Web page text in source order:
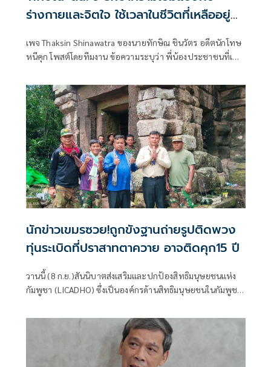
ร่างกายและจิตใจ ใช้เวลาในชีวิตที่เหลืออยู่
ประชาชน
เพจ Thaksin Shinawatra ของนายทักษิณ ชินวัตร อดีตนักโทษ
หนีคุก โพสต์โดยทีมงาน ข้อความระบุว่า พี่น้องประชาชนที่เคา
นักข่าวเขมรซวย!ถูกขังฐานถ่ายรูปติดพวง
ทุ่นระเบิดที่ปราสาทตาควาย อาจติดคุก15 ปี
วานนี้ (8 ก.ย.)สันนิบาตส่งเสริมและปกป้องสิทธิมนุษยชนแห่ง
กัมพูชา (LICADHO) ซึ่งเป็นองค์กรด้านสิทธิมนุษยชนในกัมพูชา